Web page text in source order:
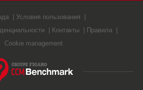
Условия пользования
Контакты
Правила
Cookie management